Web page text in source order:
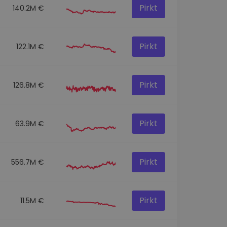
140.2M € Pirkt
122.1M € Pirkt
126.8M € Pirkt
63.9M € Pirkt
556.7M € Pirkt
11.5M € Pirkt